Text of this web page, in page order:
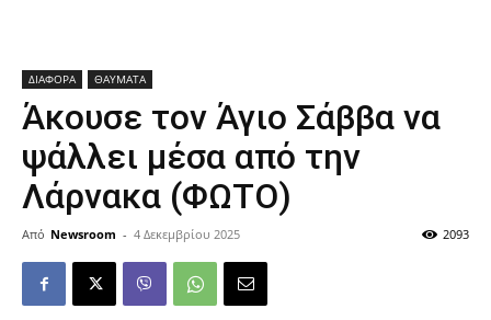
ΔΙΑΦΟΡΑ ΘΑΥΜΑΤΑ
Άκουσε τον Άγιο Σάββα να
ψάλλει μέσα από την
Λάρνακα (ΦΩΤΟ)
Από Newsroom - 4 Δεκεμβρίου 2025 2093